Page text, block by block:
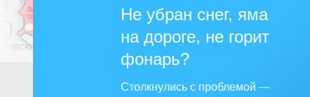
Не убран снег, яма
на дороге, не горит
фонарь?
Столкнулись с проблемой —